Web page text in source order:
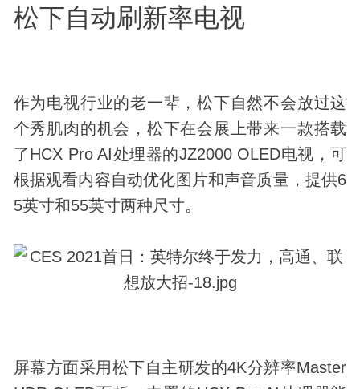
松下自动刷新率电视
作为电视行业的老一辈，松下自然不会放过这
个秀肌肉的机会，松下在会展上带来一款搭载
了HCX Pro AI处理器的JZ2000 OLED电视，可
根据观看内容自动优化图片和声音质量，提供6
5英寸和55英寸两种尺寸。
屏幕方面采用松下自主研发的4K分辨率Master